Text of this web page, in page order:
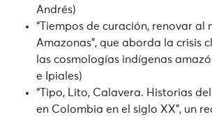
Andrés)
“Tiempos de curación, renovar al
Amazonas”, que aborda la crisis
las cosmologías indígenas
e Ipiales)
“Tipo, Lito, Calavera. Historias
en Colombia en el siglo XX”, un